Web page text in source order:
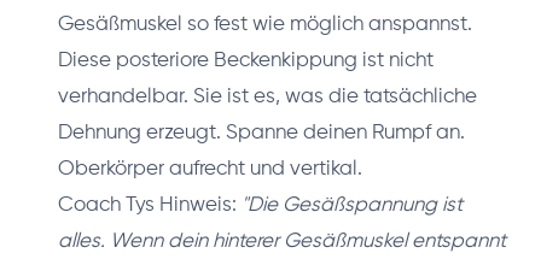
Gesäßmuskel so fest wie möglich anspannst.
Diese posteriore Beckenkippung ist nicht
verhandelbar. Sie ist es, was die tatsächliche
Dehnung erzeugt. Spanne deinen Rumpf an.
Oberkörper aufrecht und vertikal.
Coach Tys Hinweis: "Die Gesäßspannung ist
alles. Wenn dein hinterer Gesäßmuskel entspannt